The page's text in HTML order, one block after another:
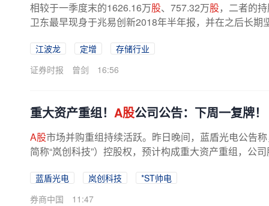
相较于一季度末的1626.16万股、757.32万股，二者的
卫东最早现身于兆易创新2018年半年报，并在之后长
江波龙 定增
存储行业
证券时报
曾剑 16:56
重大资产重组！ A股公司公告：下周一复牌！
A股市场并购重组持续活跃。昨日晚间，蓝盾光电公告
简称“岚创科技”）控股权，预计构成重大资产重组，公
蓝盾光电 岚创科技
*ST帅电
券商中国
11:47